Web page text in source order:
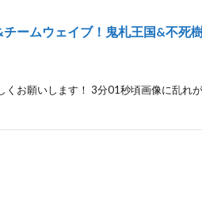
ームウェイブ！鬼札王国&不死
お願いします！ 3分01秒頃画像に乱れ